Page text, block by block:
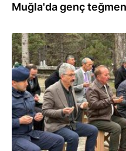
Muğla'da genç
25.03.2026